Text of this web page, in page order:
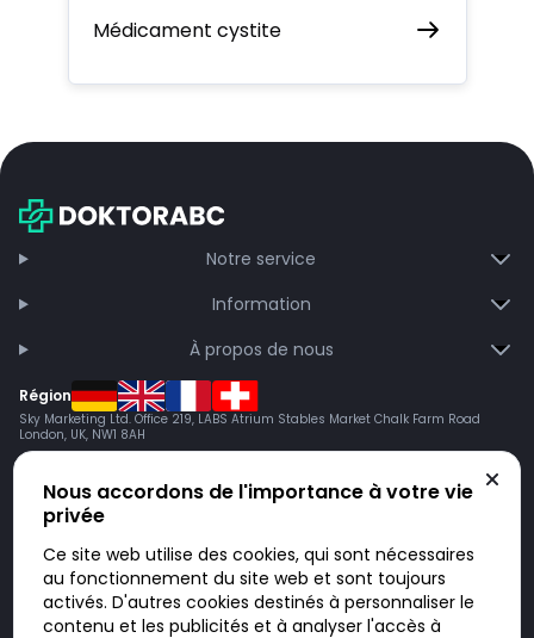
Médicament cystite
Notre service
Information
À propos de nous
Région
Sky Marketing Ltd. Office 219, LABS Atrium Stables Market Chalk Farm Road
London, UK, NW1 8AH
Doktorabc.com est une plateforme de mise en relation et n’est pas une
Nous accordons de l'importance à votre vie
privée
Ce site web utilise des cookies, qui sont nécessaires
au fonctionnement du site web et sont toujours
activés. D'autres cookies destinés à personnaliser le
contenu et les publicités et à analyser l'accès à